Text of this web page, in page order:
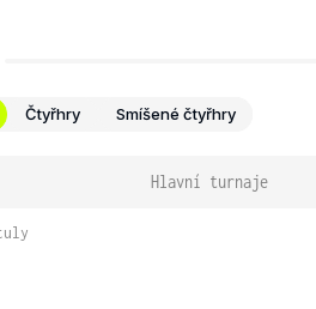
Čtyřhry Smíšené čtyřhry
Hlavní turnaje